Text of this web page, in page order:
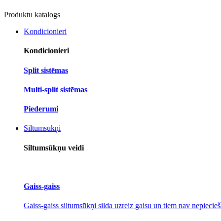
Produktu katalogs
Kondicionieri
Kondicionieri
Split sistēmas
Multi-split sistēmas
Piederumi
Siltumsūkņi
Siltumsūkņu veidi
Gaiss-gaiss
Gaiss-gaiss siltumsūkņi silda uzreiz gaisu un tiem nav